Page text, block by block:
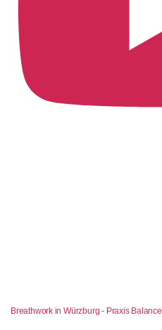
Breathwork in Würzburg - Praxis Balance